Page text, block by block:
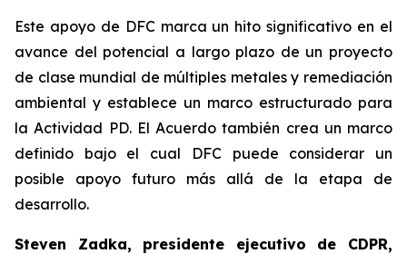
Este apoyo de DFC marca un hito significativo en el
avance del potencial a largo plazo de un proyecto
de clase mundial de múltiples metales y remediación
ambiental y establece un marco estructurado para
la Actividad PD. El Acuerdo también crea un marco
definido bajo el cual DFC puede considerar un
posible apoyo futuro más allá de la etapa de
desarrollo.
Steven Zadka, presidente ejecutivo de CDPR,